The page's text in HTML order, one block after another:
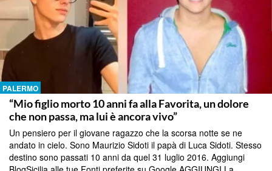
PALERMO
“Mio figlio morto 10 anni fa alla Favorita, un dolore
che non passa, ma lui è ancora vivo”
Un pensiero per il giovane ragazzo che la scorsa notte se ne
andato in cielo. Sono Maurizio Sidoti il papà di Luca Sidoti. Stesso
destino sono passati 10 anni da quel 31 luglio 2016. Aggiungi